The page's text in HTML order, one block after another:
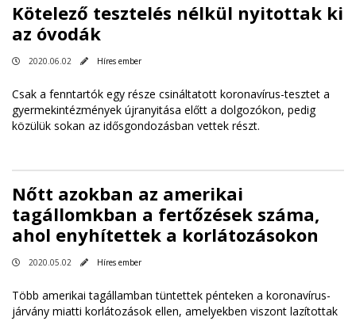
Kötelező tesztelés nélkül nyitottak ki
az óvodák
2020.06.02 Híres ember
Csak a fenntartók egy része csináltatott koronavírus-tesztet a
gyermekintézmények újranyitása előtt a dolgozókon, pedig
közülük sokan az idősgondozásban vettek részt.
Nőtt azokban az amerikai
tagállomkban a fertőzések száma,
ahol enyhítettek a korlátozásokon
2020.05.02 Híres ember
Több amerikai tagállamban tüntettek pénteken a koronavírus-
járvány miatti korlátozások ellen, amelyekben viszont lazítottak